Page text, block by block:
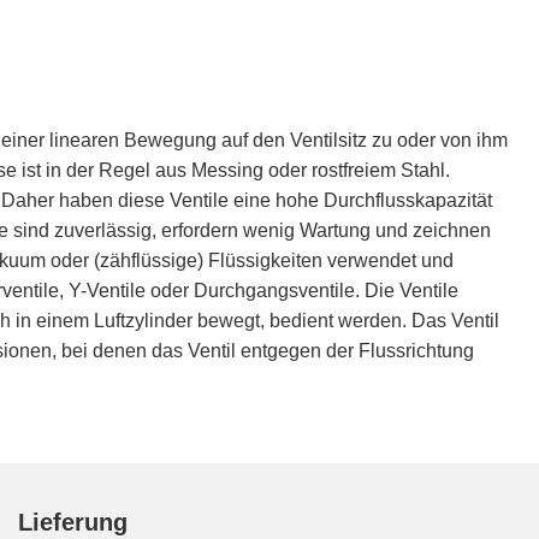
linearen Bewegung auf den Ventilsitz zu oder von ihm
ist in der Regel aus Messing oder rostfreiem Stahl.
haben diese Ventile eine hohe Durchflusskapazität
zuverlässig, erfordern wenig Wartung und zeichnen
oder (zähflüssige) Flüssigkeiten verwendet und
Y-Ventile oder Durchgangsventile. Die Ventile
einem Luftzylinder bewegt, bedient werden. Das Ventil
bei denen das Ventil entgegen der Flussrichtung
Lieferung